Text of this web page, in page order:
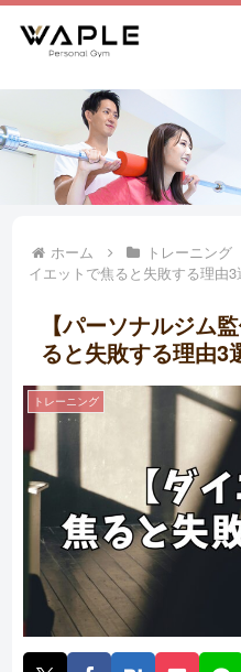
ホーム トレーニング
イエットで焦ると失敗する理由3
【パーソナルジム
ると失敗する理由3
トレーニング